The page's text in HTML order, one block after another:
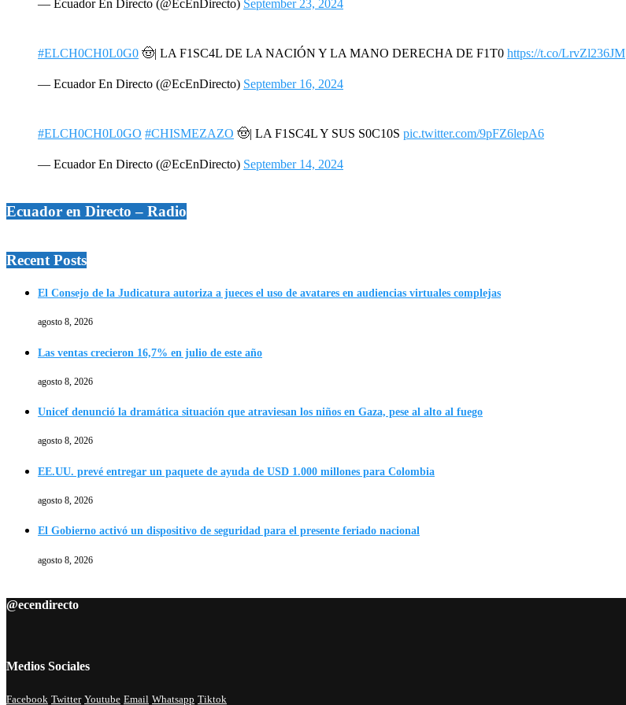
— Ecuador En Directo (@EcEnDirecto) September 23, 2024
#ELCH0CH0L0G0 🤠| LA F1SC4L DE LA NACIÓN Y LA MANO DERECHA DE F1T0 https://t.co/LrvZl236JM
— Ecuador En Directo (@EcEnDirecto) September 16, 2024
#ELCH0CH0L0GO #CHISMEZAZO 🤠| LA F1SC4L Y SUS S0C10S pic.twitter.com/9pFZ6lepA6
— Ecuador En Directo (@EcEnDirecto) September 14, 2024
Ecuador en Directo – Radio
Recent Posts
El Consejo de la Judicatura autoriza a jueces el uso de avatares en audiencias virtuales complejas
agosto 8, 2026
Las ventas crecieron 16,7% en julio de este año
agosto 8, 2026
Unicef denunció la dramática situación que atraviesan los niños en Gaza, pese al alto al fuego
agosto 8, 2026
EE.UU. prevé entregar un paquete de ayuda de USD 1.000 millones para Colombia
agosto 8, 2026
El Gobierno activó un dispositivo de seguridad para el presente feriado nacional
agosto 8, 2026
@ecendirecto
Medios Sociales
Facebook Twitter Youtube Email Whatsapp Tiktok